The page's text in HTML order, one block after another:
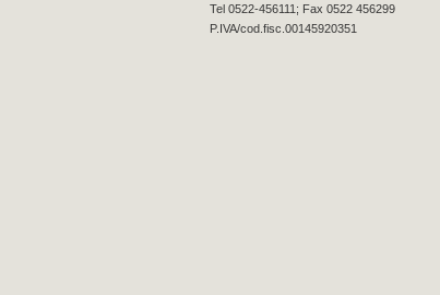
Tel 0522-456111; Fax 0522 456299
P.IVA/cod.fisc.00145920351